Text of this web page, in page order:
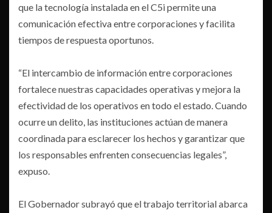
que la tecnología instalada en el C5i permite una
comunicación efectiva entre corporaciones y facilita
tiempos de respuesta oportunos.
“El intercambio de información entre corporaciones
fortalece nuestras capacidades operativas y mejora la
efectividad de los operativos en todo el estado. Cuando
ocurre un delito, las instituciones actúan de manera
coordinada para esclarecer los hechos y garantizar que
los responsables enfrenten consecuencias legales”,
expuso.
El Gobernador subrayó que el trabajo territorial abarca